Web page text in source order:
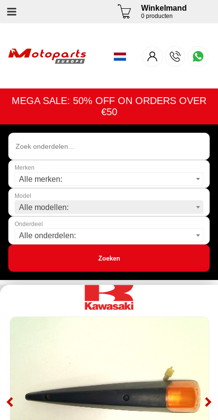
Winkelmand
0 producten
MEGA SALE: 50% OFF ON ORDERS OVER
€50
Merken
Alle merken:
Model
Alle modellen:
Onderdeel
Alle onderdelen:
Zoeken